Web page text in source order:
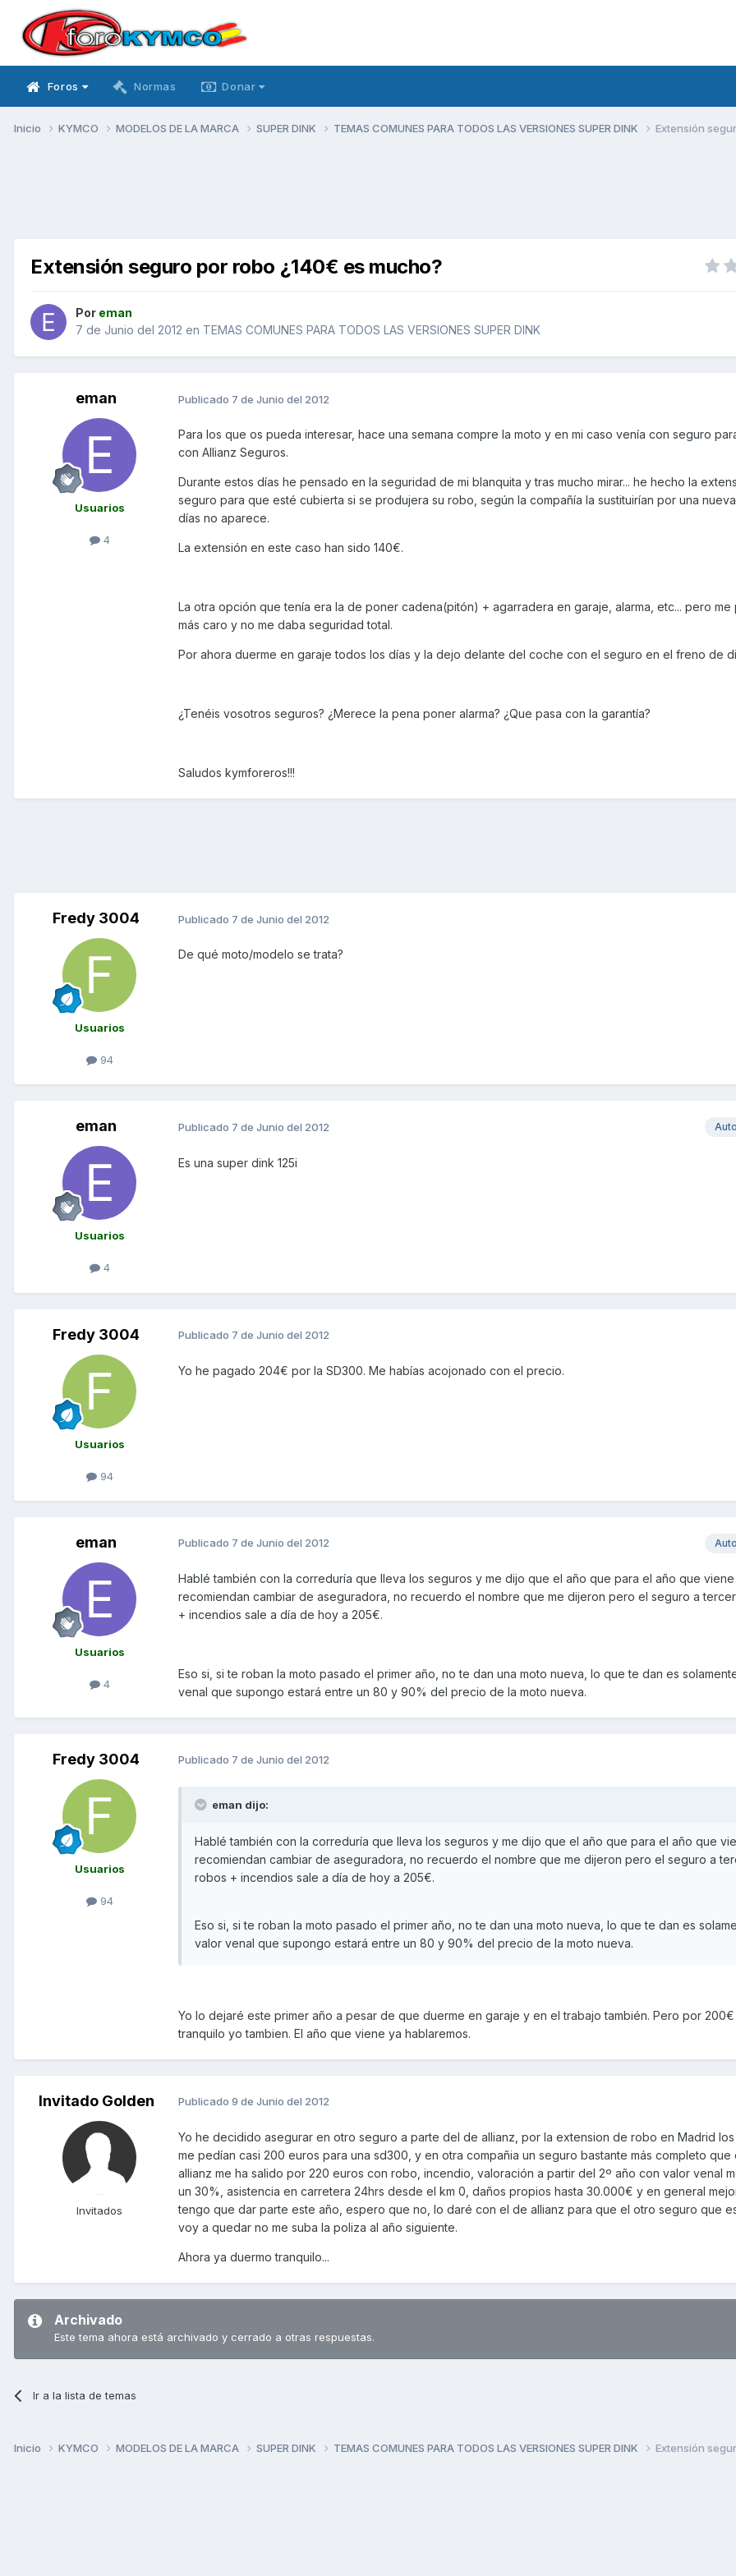
Foros Normas Donar
Inicio KYMCO MODELOS DE LA MARCA SUPER DINK TEMAS COMUNES PARA TODOS LAS VERSIONES SUPER DINK Extensión
Extensión seguro por robo ¿140€ es mucho?
Por eman
7 de Junio del 2012 en TEMAS COMUNES PARA TODOS LAS VERSIONES SUPER DINK
eman
Usuarios
4
Publicado 7 de Junio del 2012
Para los que os pueda interesar, hace una semana compre la moto y en mi caso venía con seguro
con Allianz Seguros.
Durante estos días he pensado en la seguridad de mi blanquita y tras mucho mirar... he hecho la
seguro para que esté cubierta si se produjera su robo, según la compañía la sustituirían por una
días no aparece.
La extensión en este caso han sido 140€.
La otra opción que tenía era la de poner cadena(pitón) + agarradera en garaje, alarma, etc... pero me
más caro y no me daba seguridad total.
Por ahora duerme en garaje todos los días y la dejo delante del coche con el seguro en el freno de
¿Tenéis vosotros seguros? ¿Merece la pena poner alarma? ¿Que pasa con la garantía?
Saludos kymforeros!!!
Fredy 3004
Usuarios
94
Publicado 7 de Junio del 2012
De qué moto/modelo se trata?
eman
Usuarios
4
Publicado 7 de Junio del 2012
Es una super dink 125i
Fredy 3004
Usuarios
94
Publicado 7 de Junio del 2012
Yo he pagado 204€ por la SD300. Me habías acojonado con el precio.
eman
Usuarios
4
Publicado 7 de Junio del 2012
Hablé también con la correduría que lleva los seguros y me dijo que el año que para el año que viene
recomiendan cambiar de aseguradora, no recuerdo el nombre que me dijeron pero el seguro a
+ incendios sale a día de hoy a 205€.
Eso si, si te roban la moto pasado el primer año, no te dan una moto nueva, lo que te dan es
venal que supongo estará entre un 80 y 90% del precio de la moto nueva.
Fredy 3004
Usuarios
94
Publicado 7 de Junio del 2012
eman dijo:
Hablé también con la correduría que lleva los seguros y me dijo que el año que para el año que
recomiendan cambiar de aseguradora, no recuerdo el nombre que me dijeron pero el seguro a
robos + incendios sale a día de hoy a 205€.
Eso si, si te roban la moto pasado el primer año, no te dan una moto nueva, lo que te dan es
valor venal que supongo estará entre un 80 y 90% del precio de la moto nueva.
Yo lo dejaré este primer año a pesar de que duerme en garaje y en el trabajo también. Pero por
tranquilo yo tambien. El año que viene ya hablaremos.
Invitado Golden
Invitados
Publicado 9 de Junio del 2012
Yo he decidido asegurar en otro seguro a parte del de allianz, por la extension de robo en Madrid
me pedían casi 200 euros para una sd300, y en otra compañia un seguro bastante más completo que
allianz me ha salido por 220 euros con robo, incendio, valoración a partir del 2º año con valor venal
un 30%, asistencia en carretera 24hrs desde el km 0, daños propios hasta 30.000€ y en general
tengo que dar parte este año, espero que no, lo daré con el de allianz para que el otro seguro que
voy a quedar no me suba la poliza al año siguiente.
Ahora ya duermo tranquilo...
Archivado
Este tema ahora está archivado y cerrado a otras respuestas.
Ir a la lista de temas
Inicio KYMCO MODELOS DE LA MARCA SUPER DINK TEMAS COMUNES PARA TODOS LAS VERSIONES SUPER DINK Extensión